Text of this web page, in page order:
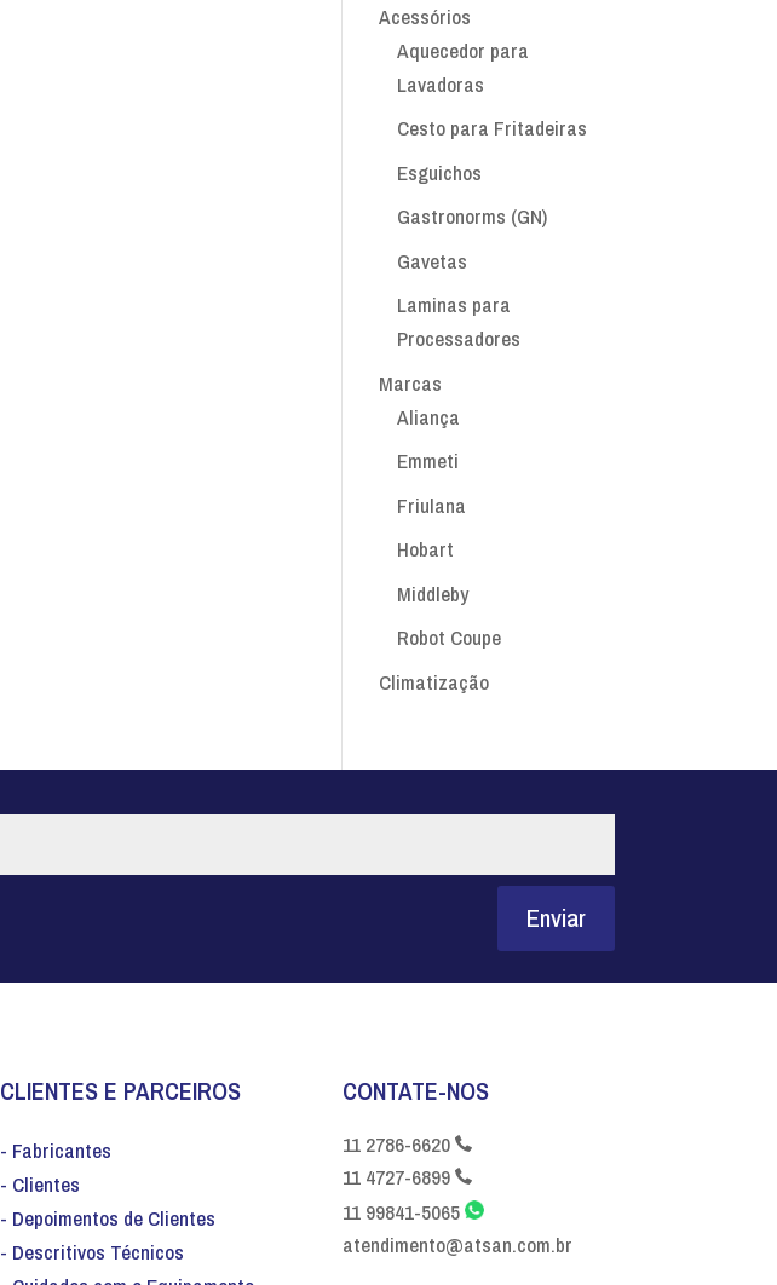
Acessórios
Aquecedor para
Lavadoras
Cesto para Fritadeiras
Esguichos
Gastronorms (GN)
Gavetas
Laminas para
Processadores
Marcas
Aliança
Emmeti
Friulana
Hobart
Middleby
Robot Coupe
Climatização
Enviar
CLIENTES E PARCEIROS
- Fabricantes
- Clientes
- Depoimentos de Clientes
- Descritivos Técnicos
CONTATE-NOS
11 2786-6620
11 4727-6899
11 99841-5065
atendimento@atsan.com.br